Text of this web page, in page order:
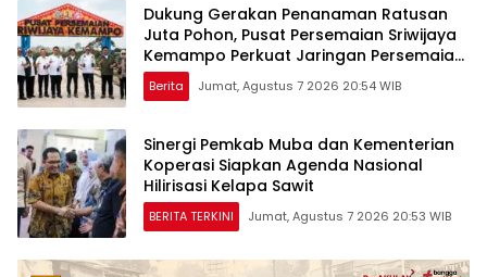
Dukung Gerakan Penanaman Ratusan
Juta Pohon, Pusat Persemaian Sriwijaya
Kemampo Perkuat Jaringan Persemaian
Nasional*
Berita Jumat, Agustus 7 2026 20:54 WIB
Sinergi Pemkab Muba dan Kementerian
Koperasi Siapkan Agenda Nasional
Hilirisasi Kelapa Sawit
BERITA TERKINI Jumat, Agustus 7 2026 20:53 WIB